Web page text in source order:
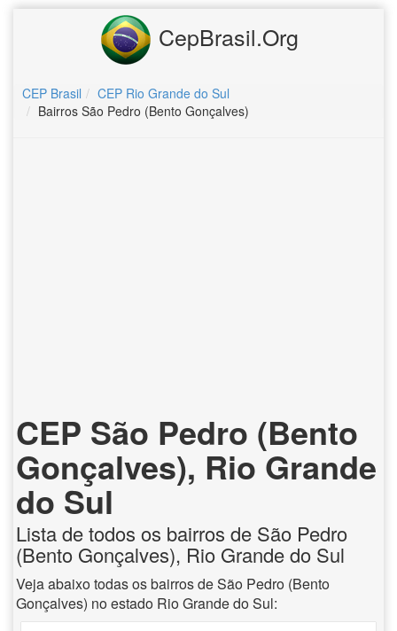
CepBrasil.Org
CEP Brasil
CEP Rio Grande do Sul
Bairros São Pedro (Bento Gonçalves)
CEP São Pedro (Bento
Gonçalves), Rio Grande
do Sul
Lista de todos os bairros de São Pedro
(Bento Gonçalves), Rio Grande do Sul
Veja abaixo todas os bairros de São Pedro (Bento
Gonçalves) no estado Rio Grande do Sul: